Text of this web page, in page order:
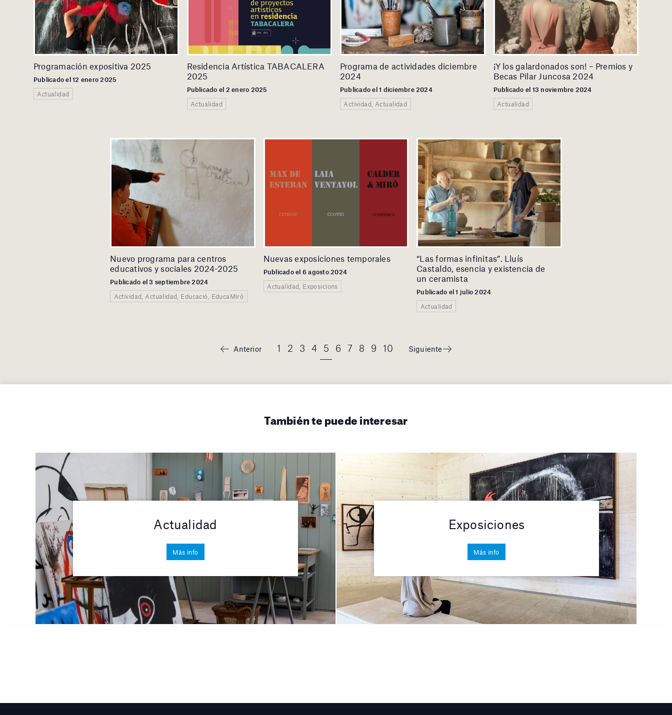
Programación expositiva 2025
Publicado el 12 enero 2025
Actualidad
Residencia Artística TABACALERA
2025
Publicado el 2 enero 2025
Actualidad
Programa de actividades diciembre
2024
Publicado el 1 diciembre 2024
Actividad, Actualidad
¡Y los galardonados son! – Premios y
Becas Pilar Juncosa 2024
Publicado el 13 noviembre 2024
Actualidad
Nuevo programa para centros
educativos y sociales 2024-2025
Publicado el 3 septiembre 2024
Actividad, Actualidad, Educació, EducaMiró
Nuevas exposiciones temporales
Publicado el 6 agosto 2024
Actualidad, Exposicions
“Las formas infinitas”. Lluís
Castaldo, esencia y existencia de
un ceramista
Publicado el 1 julio 2024
Actualidad
Anterior 1 2 3 4 5 6 7 8 9 10 Siguiente
También te puede interesar
Actualidad
Más info
Exposiciones
Más info